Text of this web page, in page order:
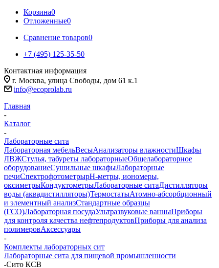
Корзина0
Отложенные0
Сравнение товаров0
+7 (495) 125-35-50
Контактная информация
г. Москва, улица Свободы, дом 61 к.1
info@ecoprolab.ru
Главная
-
Каталог
-
Лабораторные сита
Лабораторная мебельВесыАнализаторы влажностиШкафы
ЛВЖСтулья, табуреты лабораторныеОбщелабораторное
оборудованиеСушильные шкафыЛабораторные
печиСпектрофотометрыpH-метры, иономеры,
оксиметрыКондуктометрыЛабораторные ситаДистилляторы
воды (аквадистилляторы)ТермостатыАтомно-абсорбционный
и элементный анализСтандартные образцы
(ГСО)Лабораторная посудаУльтразвуковые ванныПриборы
для контроля качества нефтепродуктовПриборы для анализа
полимеровАксессуары
-
Комплекты лабораторных сит
Лабораторные сита для пищевой промышленности
-Сито КСВ